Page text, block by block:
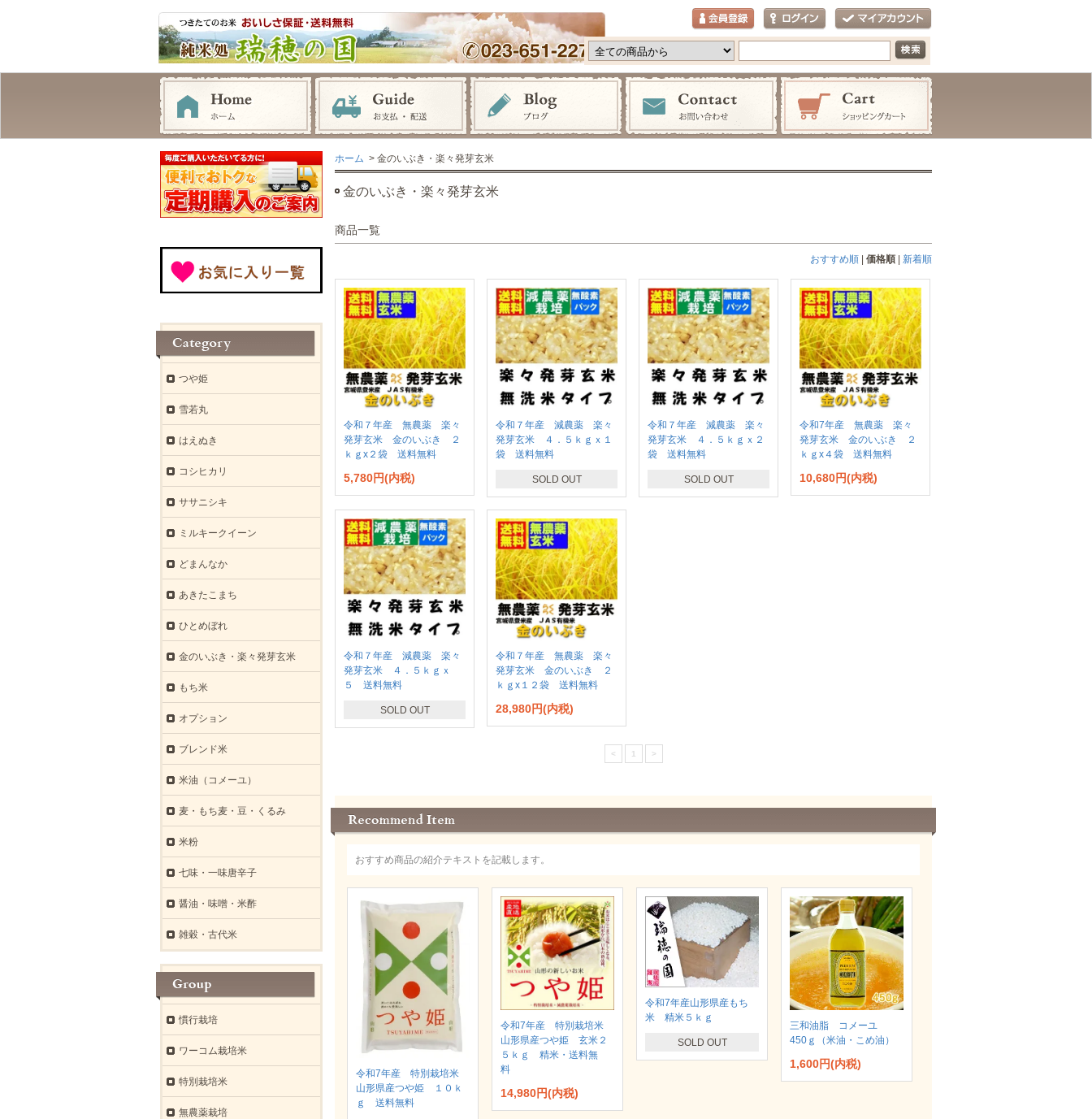
ホーム > 金のいぶき・楽々発芽玄米
金のいぶき・楽々発芽玄米
商品一覧
おすすめ順 価格順 新着順
令和７年産 無農薬 楽々
発芽玄米 金のいぶき ２
ｋｇx２袋 送料無料
5,780円(内税)
令和７年産 減農薬 楽々
発芽玄米 ４．５ｋｇｘ１
袋 送料無料
SOLD OUT
令和７年産 減農薬 楽々
発芽玄米 ４．５ｋｇｘ２
袋 送料無料
SOLD OUT
令和7年産 無農薬 楽々
発芽玄米 金のいぶき ２
ｋｇx４袋 送料無料
10,680円(内税)
令和７年産 減農薬 楽々
発芽玄米 ４．５ｋｇｘ
５ 送料無料
SOLD OUT
令和７年産 無農薬 楽々
発芽玄米 金のいぶき ２
ｋｇx１２袋 送料無料
28,980円(内税)
< 1 >
おすすめ商品の紹介テキストを記載します。
令和7年産 特別栽培米
山形県産つや姫 １０ｋ
ｇ 送料無料
令和7年産 特別栽培米
山形県産つや姫 玄米２
５ｋｇ 精米・送料無
料
14,980円(内税)
令和7年産山形県産もち
米 精米５ｋｇ
SOLD OUT
三和油脂 コメーユ
450ｇ（米油・こめ油）
1,600円(内税)
つや姫
雪若丸
はえぬき
コシヒカリ
ササニシキ
ミルキークイーン
どまんなか
あきたこまち
ひとめぼれ
金のいぶき・楽々発芽玄米
もち米
オプション
ブレンド米
米油（コメーユ）
麦・もち麦・豆・くるみ
米粉
七味・一味唐辛子
醤油・味噌・米酢
雑穀・古代米
慣行栽培
ワーコム栽培米
特別栽培米
無農薬栽培